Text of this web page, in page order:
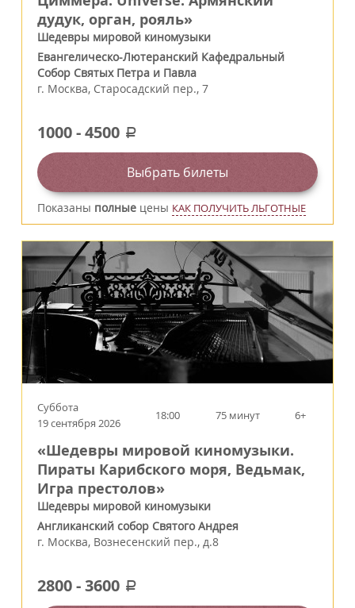
дудук, орган, рояль»
Шедевры мировой киномузыки
Евангелическо-Лютеранский Кафедральный
Собор Святых Петра и Павла
г. Москва, Старосадский пер., 7
1000-4500 a
Выбрать билеты
Показаны полные цены КАК ПОЛУЧИТЬ ЛЬГОТНЫЕ
Суббота
19 сентября 2026
18:00 75 минут 6+
«Шедевры мировой киномузыки.
Пираты Карибского моря, Ведьмак,
Игра престолов»
Шедевры мировой киномузыки
Англиканский собор Святого Андрея
г. Москва, Вознесенский пер., д.8
2800-3600 a